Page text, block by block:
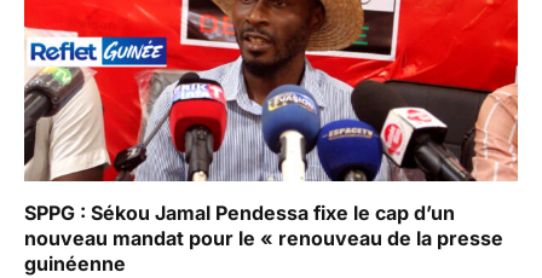
SPPG : Sékou Jamal Pendessa fixe le cap d’un
nouveau mandat pour le « renouveau de la presse
guinéenne